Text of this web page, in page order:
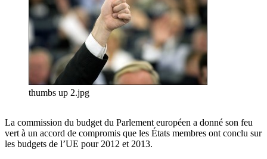
thumbs up 2.jpg
La commission du budget du Parlement européen a donné son feu
vert à un accord de compromis que les États membres ont conclu sur
les budgets de l’UE pour 2012 et 2013.